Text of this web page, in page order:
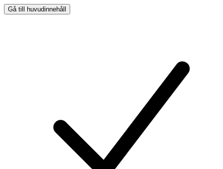
Gå till huvudinnehåll